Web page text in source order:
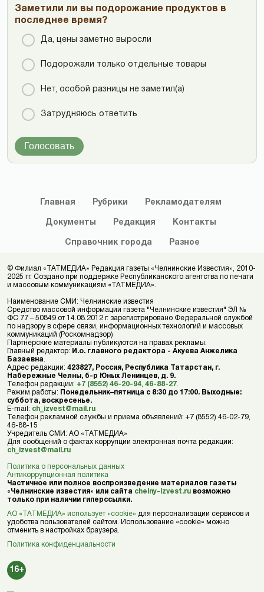
Заметили ли вы подорожание продуктов в
последнее время?
Да, цены заметно выросли
Подорожали только отдельные товары
Нет, особой разницы не заметил(а)
Затрудняюсь ответить
Голосовать
Главная Рубрики Рекламодателям
Документы Редакция Контакты
Справочник города Разное
© Филиал «ТАТМЕДИА» Редакция газеты «Челнинские Известия», 2010-
2025 гг. Создано при поддержке Республиканского агентства по печати
и массовым коммуникациям «ТАТМЕДИА».
Наименование СМИ: Челнинские известия
Средство массовой информации газета "Челнинские известия" ЭЛ №
ФС 77 – 50849 от 14.08.2012 г. зарегистрировано Федеральной службой
по надзору в сфере связи, информационных технологий и массовых
коммуникаций (Роскомнадзор)
Партнерские материалы публикуются на правах рекламы.
Главный редактор: И.о. главного редактора - Акуева Анжелика
Базаевна
Адрес редакции: 423827, Россия, Республика Татарстан, г.
Набережные Челны, б-р Юных Ленинцев, д. 9.
Телефон редакции: +7 (8552) 46-20-94 46-88-27
Режим работы: Понедельник–пятница с 8:30 до 17:00. Выходные:
суббота, воскресенье.
E-mail: ch_izvest@mail.ru
Телефон рекламной службы и приема объявлений: +7 (8552) 46-02-79,
46-88-15
Учредитель СМИ: АО «ТАТМЕДИА»
Для сообщений о фактах коррупции электронная почта редакции:
ch_izvest@mail.ru
Политика о персональных данных
Антикоррупционная политика
Частичное или полное воспроизведение материалов газеты
«Челнинские известия» или сайта chelny-izvest.ru возможно
только при наличии гиперссылки.
АО «ТАТМЕДИА» использует «cookie» для персонализации сервисов и
удобства пользователей сайтом. Использование «cookie» можно
отменить в настройках браузера.
Политика конфиденциальности
16+